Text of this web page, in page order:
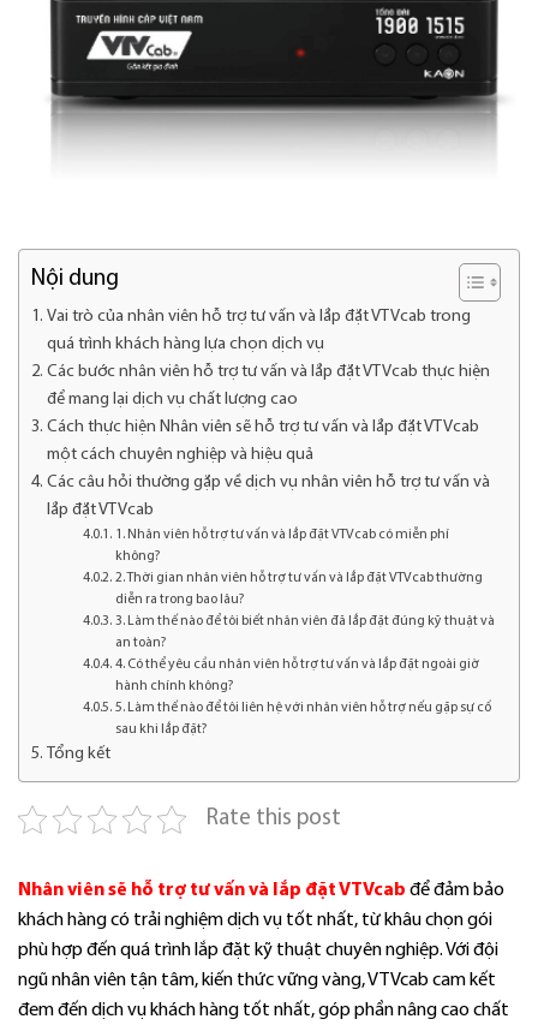
Nội dung
Vai trò của nhân viên hỗ trợ tư vấn và lắp đặt VTVcab trong
quá trình khách hàng lựa chọn dịch vụ
Các bước nhân viên hỗ trợ tư vấn và lắp đặt VTVcab thực hiện
để mang lại dịch vụ chất lượng cao
Cách thực hiện Nhân viên sẽ hỗ trợ tư vấn và lắp đặt VTVcab
một cách chuyên nghiệp và hiệu quả
Các câu hỏi thường gặp về dịch vụ nhân viên hỗ trợ tư vấn và
lắp đặt VTVcab
1. Nhân viên hỗ trợ tư vấn và lắp đặt VTVcab có miễn phí
không?
2. Thời gian nhân viên hỗ trợ tư vấn và lắp đặt VTVcab thường
diễn ra trong bao lâu?
3. Làm thế nào để tôi biết nhân viên đã lắp đặt đúng kỹ thuật và
an toàn?
4. Có thể yêu cầu nhân viên hỗ trợ tư vấn và lắp đặt ngoài giờ
hành chính không?
5. Làm thế nào để tôi liên hệ với nhân viên hỗ trợ nếu gặp sự cố
sau khi lắp đặt?
Tổng kết
Rate this post
Nhân viên sẽ hỗ trợ tư vấn và lắp đặt VTVcab để đảm bảo
khách hàng có trải nghiệm dịch vụ tốt nhất, từ khâu chọn gói
phù hợp đến quá trình lắp đặt kỹ thuật chuyên nghiệp. Với đội
ngũ nhân viên tận tâm, kiến thức vững vàng, VTVcab cam kết
đem đến dịch vụ khách hàng tốt nhất, góp phần nâng cao chất